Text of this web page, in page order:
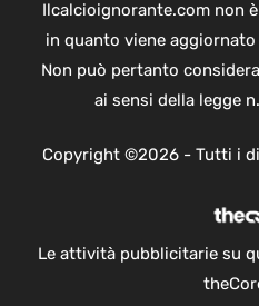
Ilcalcioignorante.com non
in quanto viene
Non può pertanto
ai sensi della legge
Copyright ©2026 - Tutti i
Le attività pubblicitarie su